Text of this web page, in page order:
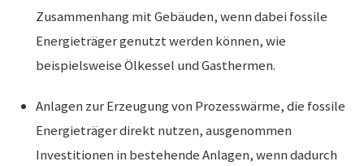
Zusammenhang mit Gebäuden, wenn dabei fossile
Energieträger genutzt werden können, wie
beispielsweise Ölkessel und Gasthermen.
Anlagen zur Erzeugung von Prozesswärme, die fossile
Energieträger direkt nutzen, ausgenommen
Investitionen in bestehende Anlagen, wenn dadurch